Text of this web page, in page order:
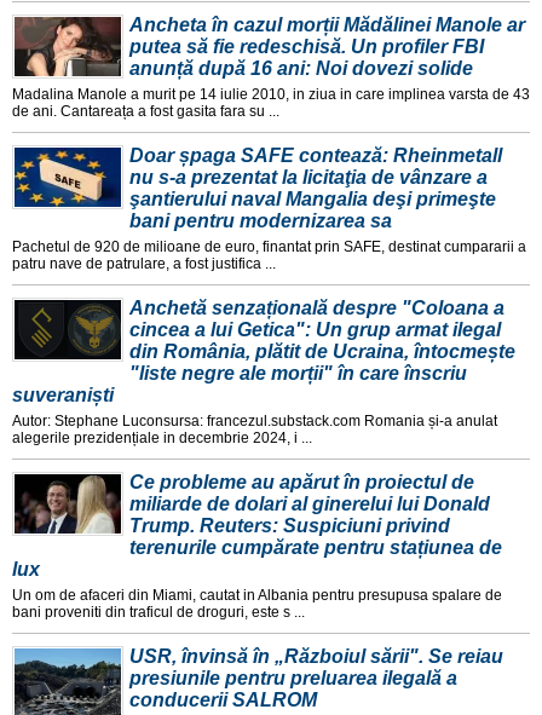
Ancheta în cazul morții Mădălinei Manole ar
putea să fie redeschisă. Un profiler FBI
anunță după 16 ani: Noi dovezi solide
Madalina Manole a murit pe 14 iulie 2010, in ziua in care implinea varsta de 43
de ani. Cantareața a fost gasita fara su ...
Doar șpaga SAFE contează: Rheinmetall
nu s-a prezentat la licitaţia de vânzare a
şantierului naval Mangalia deşi primeşte
bani pentru modernizarea sa
Pachetul de 920 de milioane de euro, finantat prin SAFE, destinat cumpararii a
patru nave de patrulare, a fost justifica ...
Anchetă senzațională despre "Coloana a
cincea a lui Getica": Un grup armat ilegal
din România, plătit de Ucraina, întocmește
"liste negre ale morții" în care înscriu
suveraniști
Autor: Stephane Luconsursa: francezul.substack.com Romania și-a anulat
alegerile prezidențiale in decembrie 2024, i ...
Ce probleme au apărut în proiectul de
miliarde de dolari al ginerelui lui Donald
Trump. Reuters: Suspiciuni privind
terenurile cumpărate pentru stațiunea de
lux
Un om de afaceri din Miami, cautat in Albania pentru presupusa spalare de
bani proveniti din traficul de droguri, este s ...
USR, învinsă în „Războiul sării". Se reiau
presiunile pentru preluarea ilegală a
conducerii SALROM